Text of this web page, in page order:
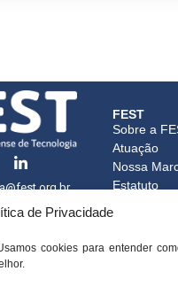
de Privacidade
cookies para entender
FEST
Sobre a
Atuação
Nossa
Estatuto
CNPJ Matriz